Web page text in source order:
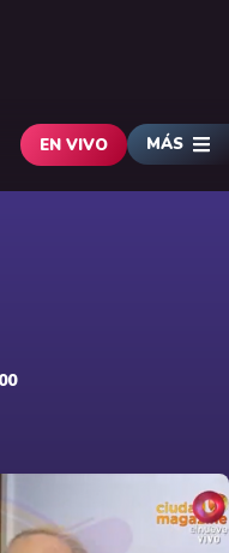
EN VIVO MÁS